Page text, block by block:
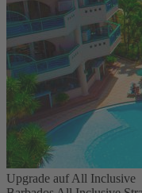
Upgrade auf All Inclusive